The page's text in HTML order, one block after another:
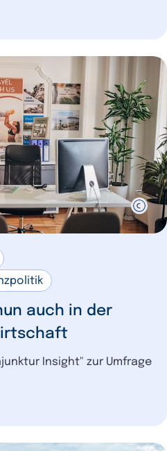
auch in der
Insight" zur Umfrage